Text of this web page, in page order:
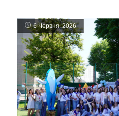
6 Червня, 2026